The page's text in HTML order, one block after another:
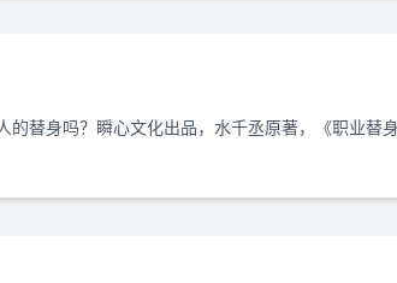
替身吗？瞬心文化出品，水千丞原著，《职业